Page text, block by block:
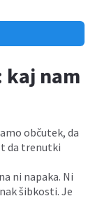
nam
občutek, da
da trenutki
ni napaka. Ni
šibkosti. Je